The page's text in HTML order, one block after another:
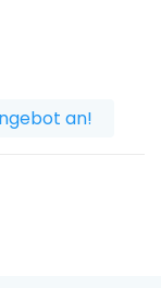
an!